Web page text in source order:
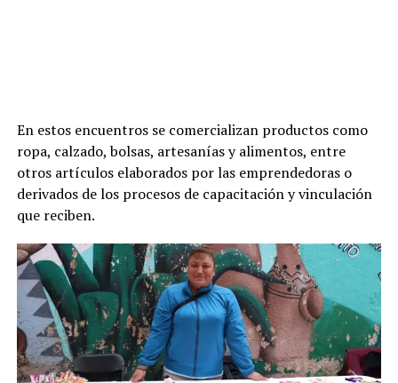
En estos encuentros se comercializan productos como
ropa, calzado, bolsas, artesanías y alimentos, entre
otros artículos elaborados por las emprendedoras o
derivados de los procesos de capacitación y vinculación
que reciben.